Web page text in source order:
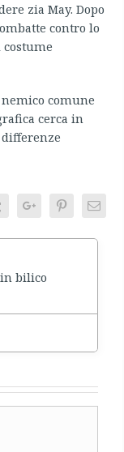
zia May. Dopo
contro lo
comune
cerca in
TumblrGoogle+PinterestEmail
in bilico